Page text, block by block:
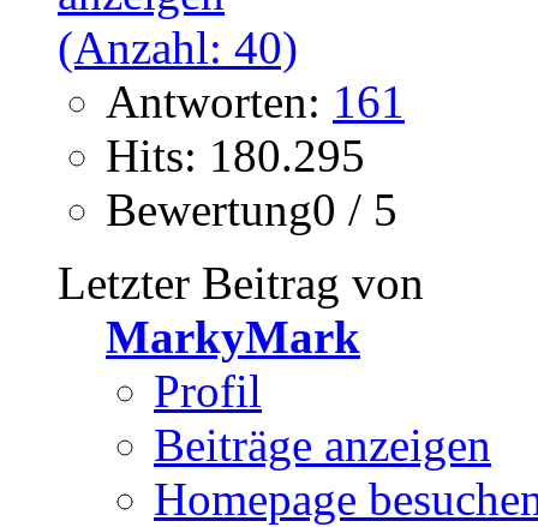
Antworten: 161
Hits: 180.295
Bewertung0 / 5
Letzter Beitrag von
MarkyMark
Profil
Beiträge anzeigen
Homepage